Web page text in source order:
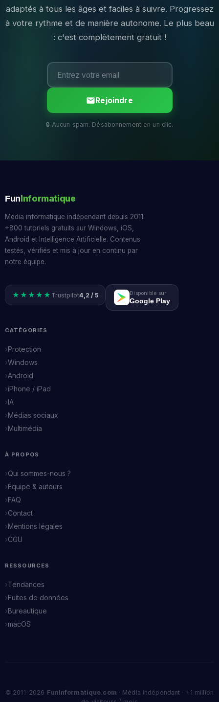
adaptés à tous les âges et faciles à suivre. Progressez
à votre rythme et de manière autonome. Le plus beau
: c'est complètement gratuit !
Rejoindre
FunInformatique
Média informatique indépendant depuis 2011.
+800 tutoriels gratuits sur Windows, iOS,
Android et Intelligence Artificielle. Contenus
testés, vérifiés et mis à jour en continu par
notre équipe.
★★★★★ Trustpilot4,2 / 5 Disponible sur
Google Play
CATÉGORIES
Protection
Windows
Android
iPhone / iPad
IA
Médias sociaux
Multimédia
À PROPOS
Qui sommes-nous ?
Équipe & auteurs
FAQ
Contact
Mentions légales
CGU
RESSOURCES
Tendances
Fuites de données
Bureautique
macOS
© 2011–2026 FunInformatique.com · Média indépendant · +1 million